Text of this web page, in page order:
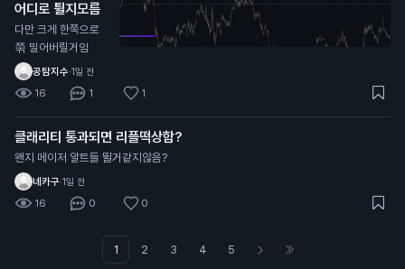
어디로 튈지모름
다만 크게 한쪽으로
쭊 밀어버릴거임
공탐지수·1일 전
16 1 1
클래리티 통과되면 리플떡상함?
왠지 메이저 알트들 뛸거같지않음?
네카구·1일 전
16 0 0
1 2 3 4 5